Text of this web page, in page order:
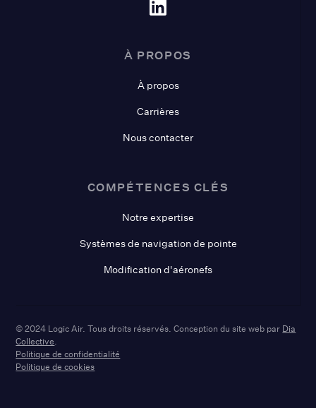
À PROPOS
À propos
Carrières
Nous contacter
COMPÉTENCES CLÉS
Notre expertise
Systèmes de navigation de pointe
Modification d'aéronefs
© 2024 Logic Air. Tous droits réservés. Conception du site web par Dia
Collective
Politique de confidentialité
Politique de cookies